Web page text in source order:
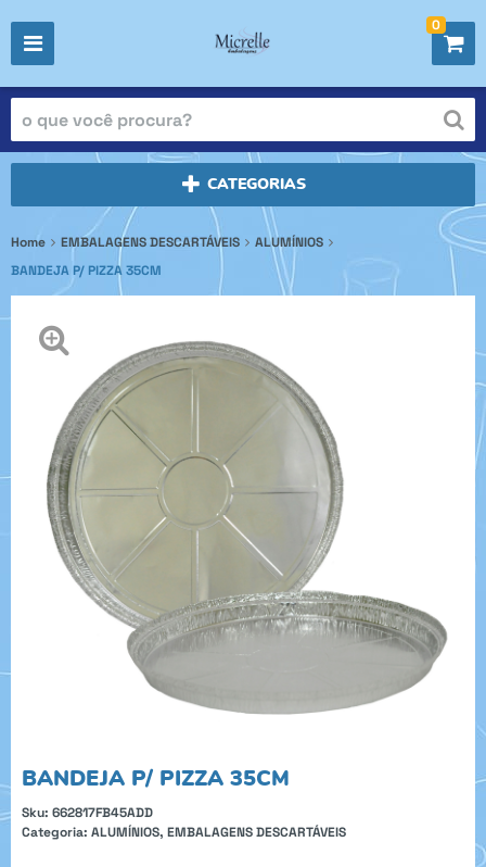
0
CATEGORIAS
Home EMBALAGENS DESCARTÁVEIS
ALUMÍNIOS
BANDEJA P/ PIZZA 35CM
BANDEJA P/ PIZZA 35CM
Sku: 662817FB45ADD
Categoria: ALUMÍNIOS, EMBALAGENS DESCARTÁVEIS